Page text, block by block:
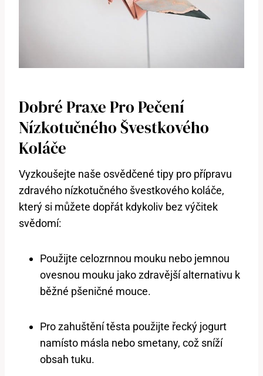
Dobré Praxe Pro Pečení
Nízkotučného Švestkového
Koláče
Vyzkoušejte naše osvědčené tipy pro přípravu
zdravého nízkotučného švestkového koláče,
který si můžete dopřát kdykoliv bez výčitek
svědomí:
Použijte celozrnnou mouku nebo jemnou
ovesnou mouku jako zdravější alternativu k
běžné pšeničné mouce.
Pro zahuštění těsta použijte řecký jogurt
namísto másla nebo smetany, což sníží
obsah tuku.